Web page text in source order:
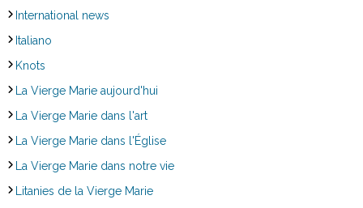
International news
Italiano
Knots
La Vierge Marie aujourd'hui
La Vierge Marie dans l'art
La Vierge Marie dans l'Église
La Vierge Marie dans notre vie
Litanies de la Vierge Marie